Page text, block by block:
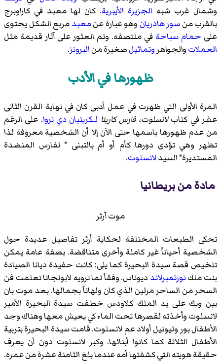
وشمال غرب شبه الجزيرة الأيبرية. كان لها معبد في كاراوبرج
بالقرب منسور هادريان وهو عبارة عنمعبدمربع الشكل يحتوى
على حمام سباحة في منتصفه. وتم العثور على آثار قديمة مثل
العملاتوالجواهروتماثيلصغيرة منالبرونز.
ظهورها في الأدب
المرة الأولى التي ظهرت في عمل أدبى كان في نهاية القرن الثانى
عشر في كتابلانسلوت، فارس كاريتا لـكريتيان دي تروا. على الرغم
من عدم ظهورها باسمها حتى الآن إلا أن الشخصية معروفة لذا
تظهر وهي تؤدى دورها كأم أو أم بالتبنى " لفارس المنضدة
المستديرة" السيدلانسلوت.
مادة من بريطانيا
موت آرثر
تحكى الطبعات المختلفة لحكاية أرثر تفاصيل عديدة حول
الشخصية أحياناً غير كاملة وأخرى متناقضة. بصفة عامة يمكن
تلخيص قصة سيدة البحيرة كما يلى: كانت حفيدة ديانا الصيادة
بنت ملكنورثمبرلاند ديوناس. وفقاً لما ترويه لابولجاتا تعلمت فن
السحر من الساحر مرلين الذي كان ولهاناً بجمالها. بعد موت بان
بين ويك على يد الملك كلاودس خطفت سيدة البحيرة الأمير
لانسلوت وأخذته لقصرها تحت الماء كي يعيش معها وهناك وجد
الأطفال بور وليونيل أولاد عم لانسلوت. قامت سيدة البحيرة بتربية
الأطفال الثلاثة كما كانوا أبنائها. وكبر لانسلوت دون أن يعرف
حقيقة هويته التي كشفتها أمه عندما بلغ الثامنة عشرة من عمره.